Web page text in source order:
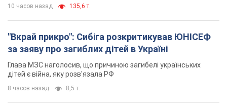
10 часов назад 135,6 т.
"Вкрай прикро": Сибіга розкритикував ЮНІСЕФ
за заяву про загиблих дітей в Україні
Глава МЗС наголосив, що причиною загибелі українських
дітей є війна, яку розв'язала РФ
8 часов назад 8,5 т.